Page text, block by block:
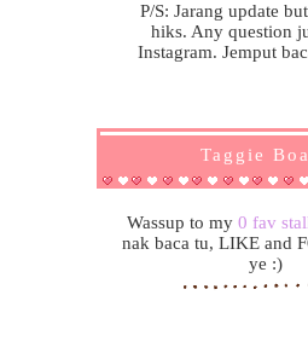
P/S: Jarang update
hiks. Any question
Instagram. Jemput
Taggie
Wassup to my 0 fav
nak baca tu, LIKE and
ye :)